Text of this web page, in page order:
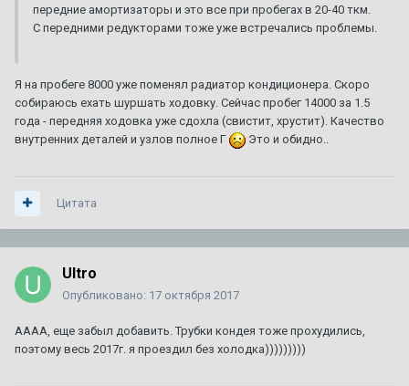
передние амортизаторы и это все при пробегах в 20-40 ткм.
С передними редукторами тоже уже встречались проблемы.
Я на пробеге 8000 уже поменял радиатор кондиционера. Скоро
собираюсь ехать шуршать ходовку. Сейчас пробег 14000 за 1.5
года - передняя ходовка уже сдохла (свистит, хрустит). Качество
внутренних деталей и узлов полное Г
Это и обидно..
Цитата
Ultro
Опубликовано: 17 октября 2017
АААА, еще забыл добавить. Трубки кондея тоже прохудились,
поэтому весь 2017г. я проездил без холодка)))))))))